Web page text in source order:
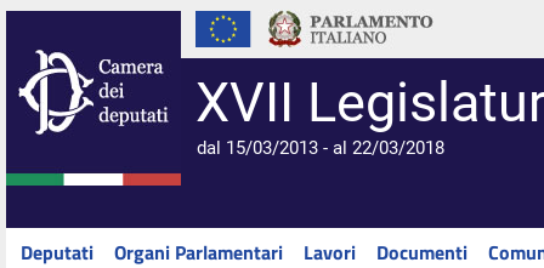
XVII
dal 15/03/2013 - al 22/03/2018
Deputati Organi Parlamentari Lavori Documenti